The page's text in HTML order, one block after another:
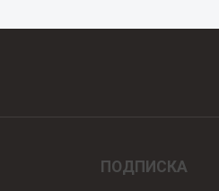
ПОДПИСКА